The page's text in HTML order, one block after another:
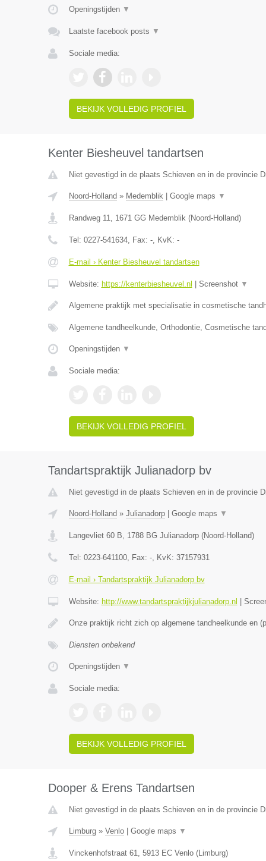
Openingstijden ▼
Laatste facebook posts ▼
Sociale media:
BEKIJK VOLLEDIG PROFIEL
Kenter Biesheuvel tandartsen
Niet gevestigd in de plaats Schieven en in de provincie
Noord-Holland » Medemblik| Google maps ▼
Randweg 11, 1671 GG Medemblik(Noord-Holland)
Tel: 0227-541634, Fax: -, KvK: -
E-mail › Kenter Biesheuvel tandartsen
Website: https://kenterbiesheuvel.nl Screenshot ▼
Algemene praktijk met specialisatie in cosmetische
Algemene tandheelkunde, Orthodontie, Cosmetische
Openingstijden ▼
Sociale media:
BEKIJK VOLLEDIG PROFIEL
Tandartspraktijk Julianadorp bv
Niet gevestigd in de plaats Schieven en in de provincie
Noord-Holland » Julianadorp| Google maps ▼
Langevliet 60 B, 1788 BG Julianadorp(Noord-Holland)
Tel: 0223-641100, Fax: -, KvK: 37157931
E-mail › Tandartspraktijk Julianadorp bv
Website: http://www.tandartspraktijkjulianadorp.nl
Onze praktijk richt zich op algemene tandheelkunde en
Diensten onbekend
Openingstijden ▼
Sociale media:
BEKIJK VOLLEDIG PROFIEL
Dooper & Erens Tandartsen
Niet gevestigd in de plaats Schieven en in de provincie
Limburg» Venlo| Google maps ▼
Vinckenhofstraat 61, 5913 EC Venlo(Limburg)